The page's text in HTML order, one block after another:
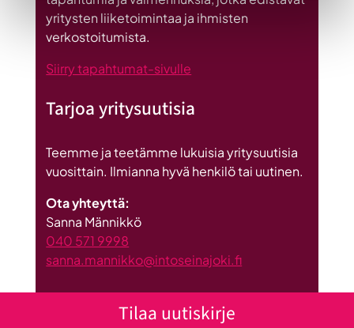
investointi
yritysten liiketoimintaa ja ihmisten
verkostoitumista.
Siirry tapahtumat-sivulle
Tarjoa yritysuutisia
Teemme ja teetämme lukuisia yritysuutisia
vuosittain. Ilmianna hyvä henkilö tai uutinen.
Ota yhteyttä:
Sanna Männikkö
040 571 9998
sanna.mannikko@intoseinajoki.fi
Tilaa uutiskirje